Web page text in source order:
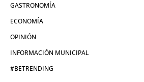
GASTRONOMÍA
ECONOMÍA
OPINIÓN
INFORMACIÓN MUNICIPAL
#BETRENDING